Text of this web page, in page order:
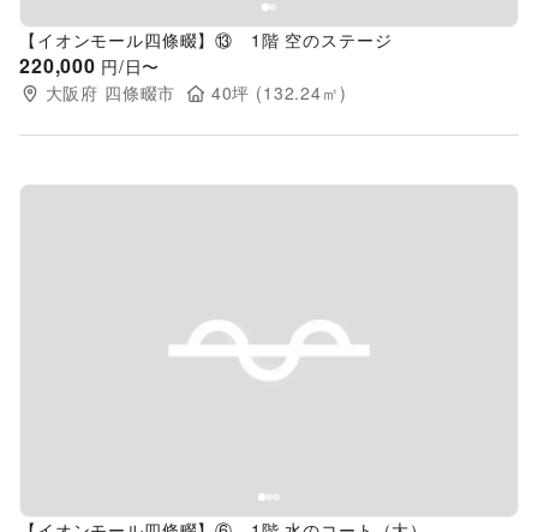
【イオンモール四條畷】⑬ 1階 空のステージ
220,000 円/日〜
大阪府 四條畷市 40坪 (132.24㎡)
Previous slide